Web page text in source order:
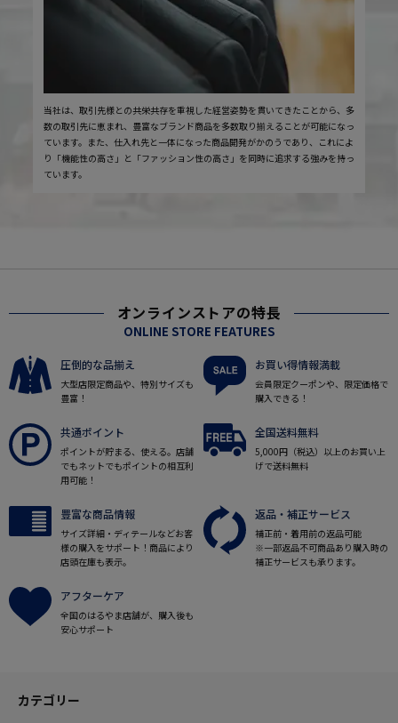
当社は、取引先様との共栄共存を重視した経営姿勢を貫いてきたことから、多
数の取引先に恵まれ、豊富なブランド商品を多数取り揃えることが可能になっ
ています。また、仕入れ先と一体になった商品開発がかのうであり、これによ
り「機能性の高さ」と「ファッション性の高さ」を同時に追求する強みを持っ
ています。
オンラインストアの特長
ONLINE STORE FEATURES
圧倒的な品揃え
大型店限定商品や、特別サイズも
豊富！
お買い得情報満載
会員限定クーポンや、限定価格で
購入できる！
共通ポイント
ポイントが貯まる、使える。店舗
でもネットでもポイントの相互利
用可能！
全国送料無料
5,000円（税込）以上のお買い上
げで送料無料
豊富な商品情報
サイズ詳細・ディテールなどお客
様の購入をサポート！商品により
店頭在庫も表示。
返品・補正サービス
補正前・着用前の返品可能
※一部返品不可商品あり購入時の
補正サービスも承ります。
アフターケア
全国のはるやま店舗が、購入後も
安心サポート
カテゴリー